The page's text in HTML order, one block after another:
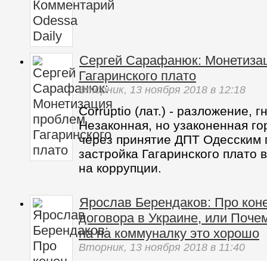
Сергей Сарафанюк:
Гагаринского плато
Вторник, 13 ноября 2018 в 12:18
Corruptio (лат.) - разложение,
Незаконная, но узаконенная
через принятие ДПТ Одесским
застройка Гагаринского
на коррупции.
Ярослав Берендаков: Про
договора в Украине, или
на на коммуналку это хорошо
Вторник, 13 ноября 2018 в 11:40